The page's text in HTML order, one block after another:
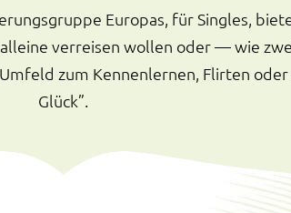
Europas, für Singles,
verreisen wollen oder — wie
zum Kennenlernen, Flirten
Glück”.